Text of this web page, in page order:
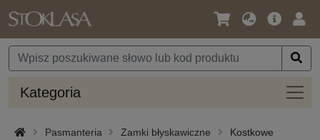
Język
Waluta
Oferta
Kategoria
Pasmanteria Zamki błyskawiczne
Kostkowe